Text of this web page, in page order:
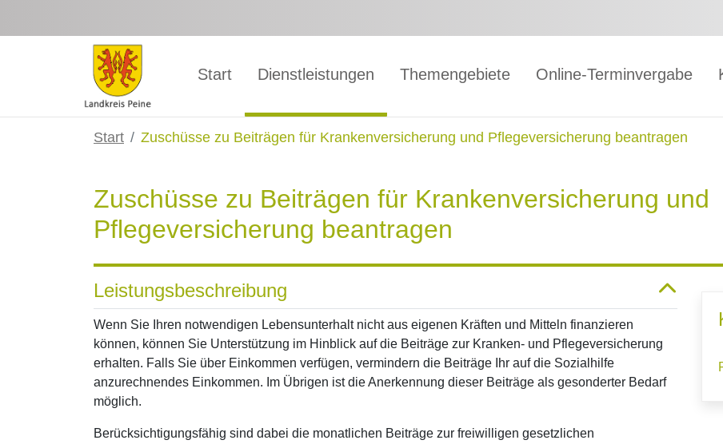
Start Dienstleistungen Themengebiete Online-Terminvergabe
Start Zuschüsse zu Beiträgen für Krankenversicherung und Pflegeversicherung beantragen
Zuschüsse zu Beiträgen für Krankenversicherung und
Pflegeversicherung beantragen
Leistungsbeschreibung
Wenn Sie Ihren notwendigen Lebensunterhalt nicht aus eigenen Kräften und Mitteln finanzieren
können, können Sie Unterstützung im Hinblick auf die Beiträge zur Kranken- und Pflegeversicherung
erhalten. Falls Sie über Einkommen verfügen, vermindern die Beiträge Ihr auf die Sozialhilfe
anzurechnendes Einkommen. Im Übrigen ist die Anerkennung dieser Beiträge als gesonderter Bedarf
möglich.
Berücksichtigungsfähig sind dabei die monatlichen Beiträge zur freiwilligen gesetzlichen